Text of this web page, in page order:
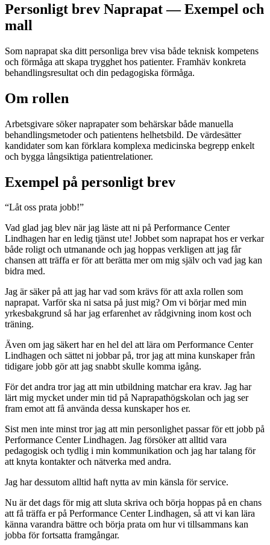
Personligt brev Naprapat — Exempel och
mall
Som naprapat ska ditt personliga brev visa både teknisk kompetens
och förmåga att skapa trygghet hos patienter. Framhäv konkreta
behandlingsresultat och din pedagogiska förmåga.
Om rollen
Arbetsgivare söker naprapater som behärskar både manuella
behandlingsmetoder och patientens helhetsbild. De värdesätter
kandidater som kan förklara komplexa medicinska begrepp enkelt
och bygga långsiktiga patientrelationer.
Exempel på personligt brev
“Låt oss prata jobb!”
Vad glad jag blev när jag läste att ni på Performance Center
Lindhagen har en ledig tjänst ute! Jobbet som naprapat hos er verkar
både roligt och utmanande och jag hoppas verkligen att jag får
chansen att träffa er för att berätta mer om mig själv och vad jag kan
bidra med.
Jag är säker på att jag har vad som krävs för att axla rollen som
naprapat. Varför ska ni satsa på just mig? Om vi börjar med min
yrkesbakgrund så har jag erfarenhet av rådgivning inom kost och
träning.
Även om jag säkert har en hel del att lära om Performance Center
Lindhagen och sättet ni jobbar på, tror jag att mina kunskaper från
tidigare jobb gör att jag snabbt skulle komma igång.
För det andra tror jag att min utbildning matchar era krav. Jag har
lärt mig mycket under min tid på Naprapathögskolan och jag ser
fram emot att få använda dessa kunskaper hos er.
Sist men inte minst tror jag att min personlighet passar för ett jobb på
Performance Center Lindhagen. Jag försöker att alltid vara
pedagogisk och tydlig i min kommunikation och jag har talang för
att knyta kontakter och nätverka med andra.
Jag har dessutom alltid haft nytta av min känsla för service.
Nu är det dags för mig att sluta skriva och börja hoppas på en chans
att få träffa er på Performance Center Lindhagen, så att vi kan lära
känna varandra bättre och börja prata om hur vi tillsammans kan
jobba för fortsatta framgångar.